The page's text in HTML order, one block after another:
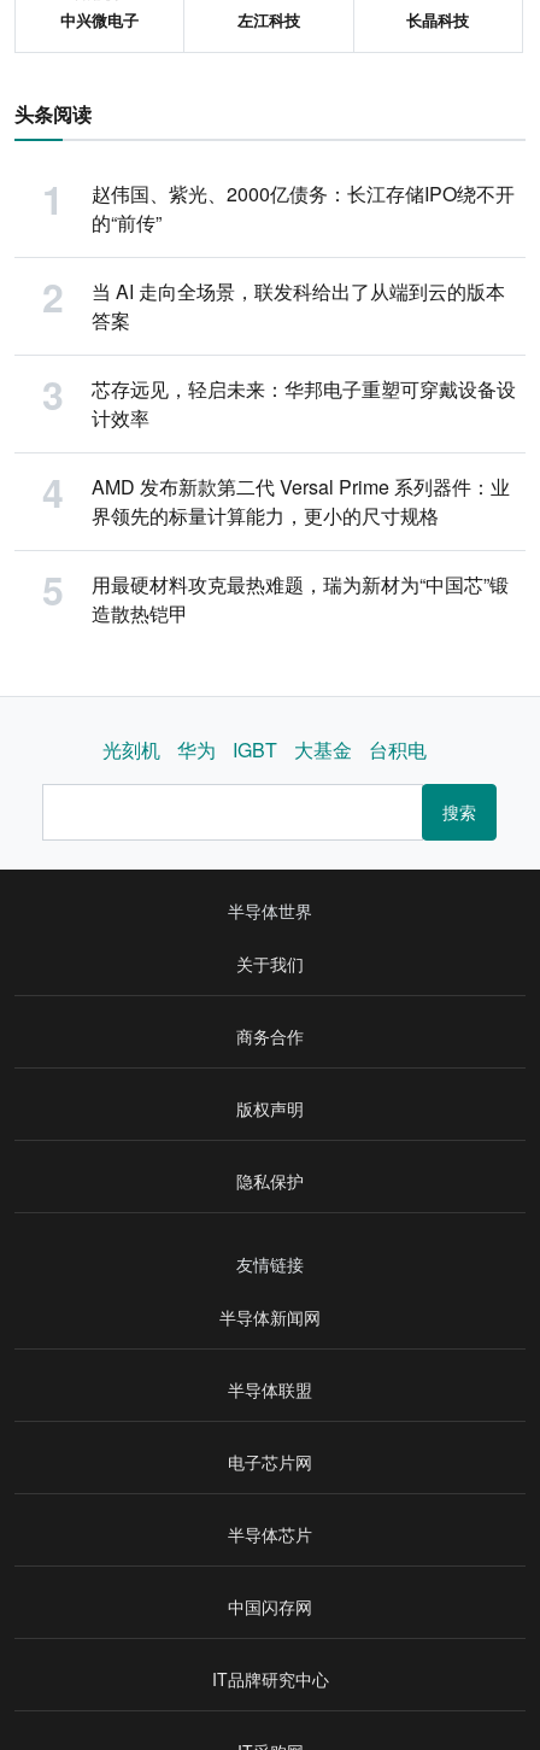
中兴微电子 左江科技 长晶科技
头条阅读
赵伟国、紫光、2000亿债务：长江存储IPO绕不开
的“前传”
当 AI 走向全场景，联发科给出了从端到云的版本
答案
芯存远见，轻启未来：华邦电子重塑可穿戴设备设
计效率
AMD 发布新款第二代 Versal Prime 系列器件：业
界领先的标量计算能力，更小的尺寸规格
用最硬材料攻克最热难题，瑞为新材为“中国芯”锻
造散热铠甲
光刻机 华为 IGBT 大基金 台积电
搜索
半导体世界
关于我们
商务合作
版权声明
隐私保护
友情链接
半导体新闻网
半导体联盟
电子芯片网
半导体芯片
中国闪存网
IT品牌研究中心